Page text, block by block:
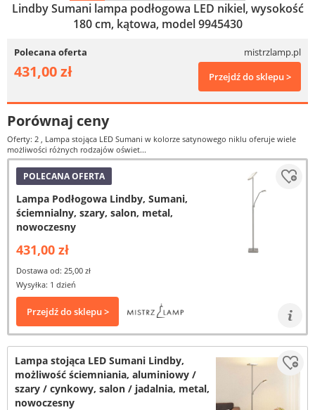
Lindby Sumani lampa podłogowa LED nikiel, wysokość
180 cm, kątowa, model 9945430
Polecana oferta mistrzlamp.pl
431,00 zł Przejdź do sklepu >
Porównaj ceny
Oferty: 2 , Lampa stojąca LED Sumani w kolorze satynowego niklu oferuje wiele
możliwości różnych rodzajów oświet...
POLECANA OFERTA
Lampa Podłogowa Lindby, Sumani,
ściemnialny, szary, salon, metal,
nowoczesny
431,00 zł
Dostawa od: 25,00 zł
Wysyłka: 1 dzień
Przejdź do sklepu >
Lampa stojąca LED Sumani Lindby,
możliwość ściemniania, aluminiowy /
szary / cynkowy, salon / jadalnia, metal,
nowoczesny